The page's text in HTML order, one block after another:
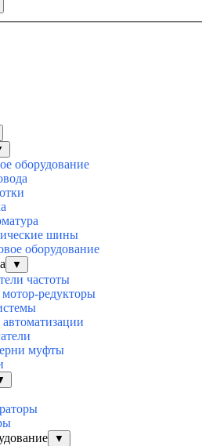
оборудование
шины
оборудование
▼
частоты
редукторы
муфты
▼